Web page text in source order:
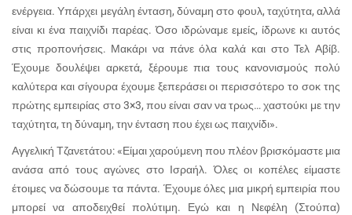
ενέργεια. Υπάρχει μεγάλη ένταση, δύναμη στο φουλ, ταχύτητα, αλλά
είναι κι ένα παιχνίδι παρέας. Όσο ιδρώναμε εμείς, ίδρωνε κι αυτός
στις προπονήσεις. Μακάρι να πάνε όλα καλά και στο Τελ Αβίβ.
Έχουμε δουλέψει αρκετά, ξέρουμε πια τους κανονισμούς πολύ
καλύτερα και σίγουρα έχουμε ξεπεράσει οι περισσότερο το σοκ της
πρώτης εμπειρίας στο 3×3, που είναι σαν να τρως… χαστούκι με την
ταχύτητα, τη δύναμη, την ένταση που έχει ως παιχνίδι».
Αγγελική Τζανετάτου: «Είμαι χαρούμενη που πλέον βρισκόμαστε μια
ανάσα από τους αγώνες στο Ισραήλ. Όλες οι κοπέλες είμαστε
έτοιμες να δώσουμε τα πάντα. Έχουμε όλες μια μικρή εμπειρία που
μπορεί να αποδειχθεί πολύτιμη. Εγώ και η Νεφέλη (Στούπα)